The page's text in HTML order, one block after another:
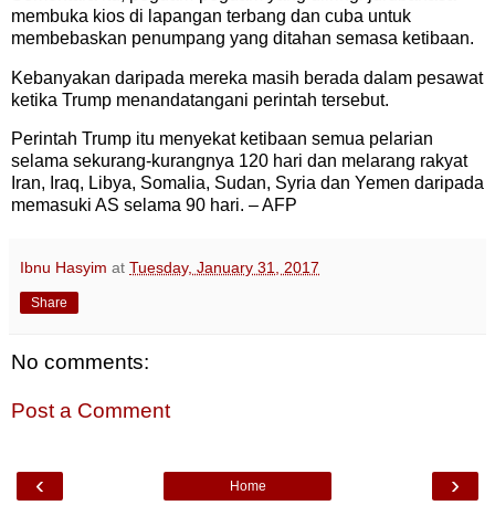
membuka kios di lapangan terbang dan cuba untuk
membebaskan penumpang yang ditahan semasa ketibaan.
Kebanyakan daripada mereka masih berada dalam pesawat
ketika Trump menandatangani perintah tersebut.
Perintah Trump itu menyekat ketibaan semua pelarian
selama sekurang-kurangnya 120 hari dan melarang rakyat
Iran, Iraq, Libya, Somalia, Sudan, Syria dan Yemen daripada
memasuki AS selama 90 hari. – AFP
Ibnu Hasyim at Tuesday, January 31, 2017
Share
No comments:
Post a Comment
‹ ›
Home